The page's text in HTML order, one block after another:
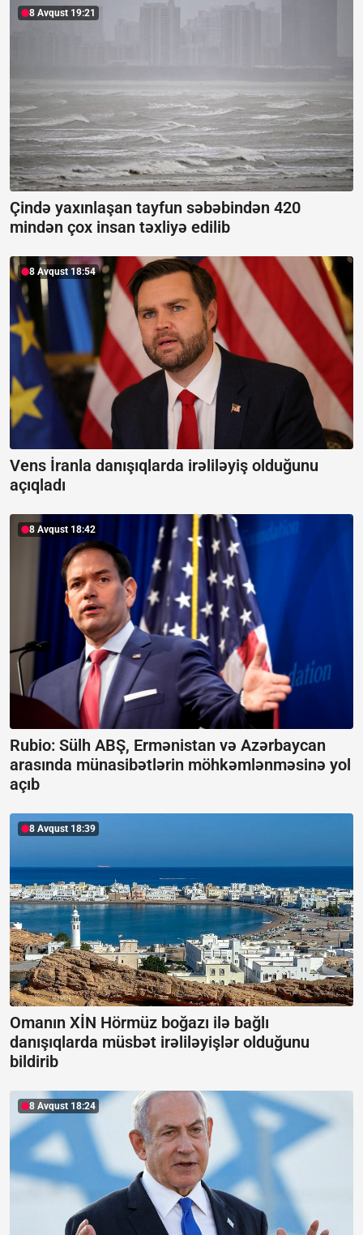
8 Avqust 19:21
Çində yaxınlaşan tayfun səbəbindən 420
mindən çox insan təxliyə edilib
8 Avqust 18:54
Vens İranla danışıqlarda irəliləyiş olduğunu
açıqladı
8 Avqust 18:42
Rubio: Sülh ABŞ, Ermənistan və Azərbaycan
arasında münasibətlərin möhkəmlənməsinə yol
açıb
8 Avqust 18:39
Omanın XİN Hörmüz boğazı ilə bağlı
danışıqlarda müsbət irəliləyişlər olduğunu
bildirib
8 Avqust 18:24